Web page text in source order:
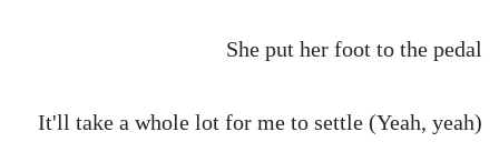
She put her foot to the pedal
It'll take a whole lot for me to settle (Yeah, yeah)